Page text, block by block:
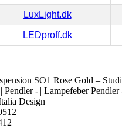
LuxLight.dk
LEDproff.dk
SO1 Rose Gold –
Pendler -|| Lampefeber
Design